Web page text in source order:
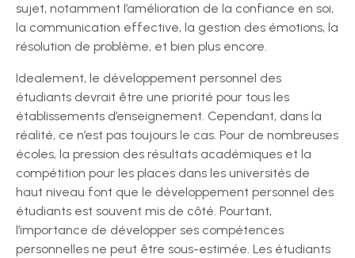
sujet, notamment l’amélioration de la confiance en soi,
la communication effective, la gestion des émotions, la
résolution de problème, et bien plus encore.
Idealement, le développement personnel des
étudiants devrait être une priorité pour tous les
établissements d’enseignement. Cependant, dans la
réalité, ce n’est pas toujours le cas. Pour de nombreuses
écoles, la pression des résultats académiques et la
compétition pour les places dans les universités de
haut niveau font que le développement personnel des
étudiants est souvent mis de côté. Pourtant,
l’importance de développer ses compétences
personnelles ne peut être sous-estimée. Les étudiants